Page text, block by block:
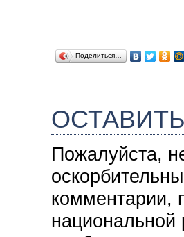
Поделиться…
Пожалуйста,
комментарии,
национальной